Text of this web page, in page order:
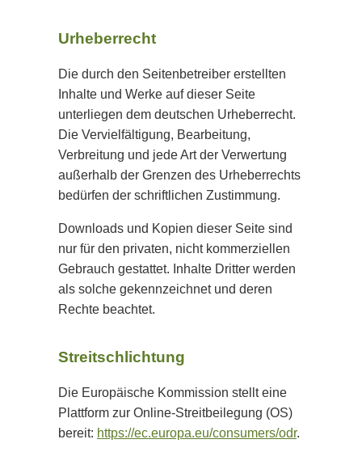
Urheberrecht
Die durch den Seitenbetreiber erstellten
Inhalte und Werke auf dieser Seite
unterliegen dem deutschen Urheberrecht.
Die Vervielfältigung, Bearbeitung,
Verbreitung und jede Art der Verwertung
außerhalb der Grenzen des Urheberrechts
bedürfen der schriftlichen Zustimmung.
Downloads und Kopien dieser Seite sind
nur für den privaten, nicht kommerziellen
Gebrauch gestattet. Inhalte Dritter werden
als solche gekennzeichnet und deren
Rechte beachtet.
Streitschlichtung
Die Europäische Kommission stellt eine
Plattform zur Online-Streitbeilegung (OS)
bereit: https://ec.europa.eu/consumers/odr.